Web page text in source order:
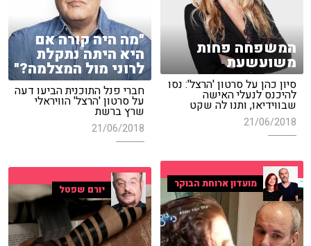
המשפחה פחות
משועשעת
סיון כהן על סרטון 'הרצל': נסו
להיכנס לנעלי האישה
שבווידיאו, ותנו לה שקט
21/06/2018
"מה היה קורה אם
היא היתה נתקלת
לרוני מול המצלמה?"
חברי פנל התוכנית הביעו דעה
על סרטון 'הרצל' הוויראלי
שרץ ברשת
21/06/2018
מועדון ארוחת הבוקר יורם שפטל